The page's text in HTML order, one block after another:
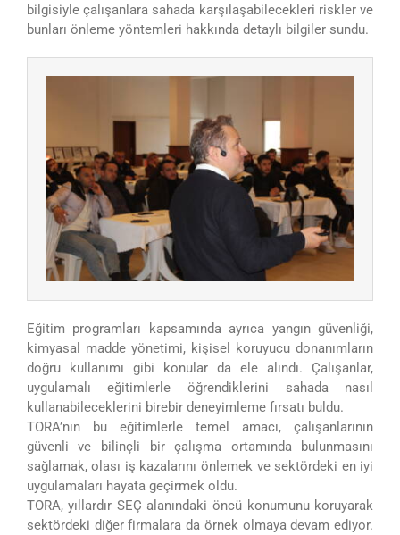
bilgisiyle çalışanlara sahada karşılaşabilecekleri riskler ve
bunları önleme yöntemleri hakkında detaylı bilgiler sundu.
Eğitim programları kapsamında ayrıca yangın güvenliği,
kimyasal madde yönetimi, kişisel koruyucu donanımların
doğru kullanımı gibi konular da ele alındı. Çalışanlar,
uygulamalı eğitimlerle öğrendiklerini sahada nasıl
kullanabileceklerini birebir deneyimleme fırsatı buldu.
TORA’nın bu eğitimlerle temel amacı, çalışanlarının
güvenli ve bilinçli bir çalışma ortamında bulunmasını
sağlamak, olası iş kazalarını önlemek ve sektördeki en iyi
uygulamaları hayata geçirmek oldu.
TORA, yıllardır SEÇ alanındaki öncü konumunu koruyarak
sektördeki diğer firmalara da örnek olmaya devam ediyor.